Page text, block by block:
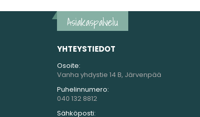
Asiakaspalvelu
YHTEYSTIEDOT
Osoite:
Vanha yhdystie 14 B, Järvenpää
Puhelinnumero:
040 132 8812
Sähköposti: